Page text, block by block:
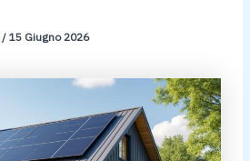
/ 15 Giugno 2026